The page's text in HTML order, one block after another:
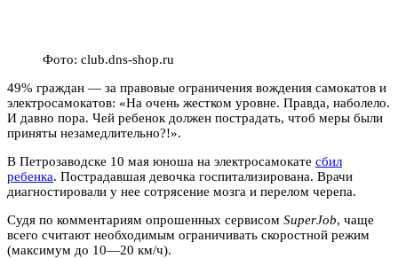
Фото: club.dns-shop.ru
49% граждан — за правовые ограничения вождения самокатов и
электросамокатов: «На очень жестком уровне. Правда, наболело.
И давно пора. Чей ребенок должен пострадать, чтоб меры были
приняты незамедлительно?!».
В Петрозаводске 10 мая юноша на электросамокате сбил
ребенка. Пострадавшая девочка госпитализирована. Врачи
диагностировали у нее сотрясение мозга и перелом черепа.
Судя по комментариям опрошенных сервисом SuperJob, чаще
всего считают необходимым ограничивать скоростной режим
(максимум до 10—20 км/ч).